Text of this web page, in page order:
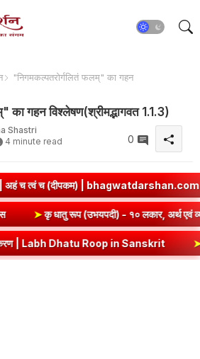
"निगमकल्पतरोर्गलितं फलम्" का गहन
का गहन विश्लेषण(श्रीमद्भागवत 1.1.3)
Shastri
4 minute read 0
| bhagwatdarshan.com ➤
कबीरदास ➤कृ धातु रूप (उभयपदी) - १०
Dhatu Roop in Sanskrit ➤सेव् धातु